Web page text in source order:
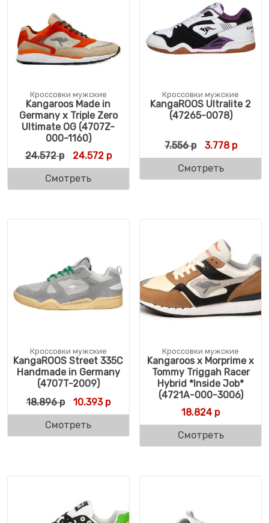
Кроссовки мужские
Kangaroos Made in
Germany x Triple Zero
Ultimate OG (4707Z-
000-1160)
24.572р Первоначальная цена составляла 24.572
24.572рТекущая цена: 24.572 р.
Смотреть
Кроссовки мужские
KangaROOS Ultralite 2
(47265-0078)
7.556р 3.778р
Смотреть
Кроссовки мужские
KangaROOS Street 335C
Handmade in Germany
(4707T-2009)
18.896р Первоначальная цена составляла 18.896
10.393рТекущая цена: 10.393 р.
Смотреть
Кроссовки мужские
Kangaroos x Morprime x
Tommy Triggah Racer
Hybrid *Inside Job*
(4721A-000-3006)
18.824р
Смотреть